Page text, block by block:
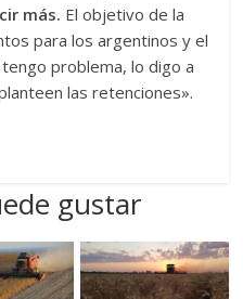
más. El objetivo de la
para los argentinos y el
problema, lo digo a
las retenciones».
gustar